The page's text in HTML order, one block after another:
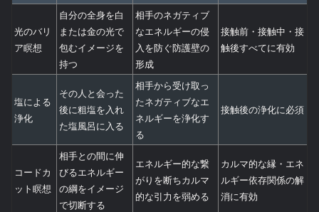
光のバリ
ア瞑想
自分の全身を白
または金の光で
包むイメージを
持つ
相手のネガティブ
なエネルギーの侵
入を防ぐ防護壁の
形成
接触前・接触中・接
触後すべてに有効
塩による
浄化
その人と会った
後に粗塩を入れ
た塩風呂に入る
相手から受け取っ
たネガティブなエ
ネルギーを浄化す
る
接触後の浄化に必須
コードカ
ット瞑想
相手との間に伸
びるエネルギー
の綱をイメージ
で切断する
エネルギー的な繋
がりを断ちカルマ
的な引力を弱める
カルマ的な縁・エネ
ルギー依存関係の解
消に有効